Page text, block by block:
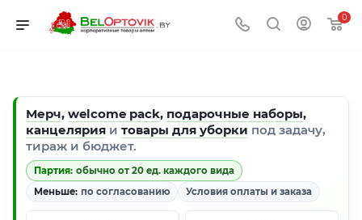
0
Мерч, welcome pack, подарочные наборы,
канцелярия и товары для уборки под задачу,
тираж и бюджет.
Партия: обычно от 20 ед. каждого вида
Меньше: по согласованию Условия оплаты и заказа